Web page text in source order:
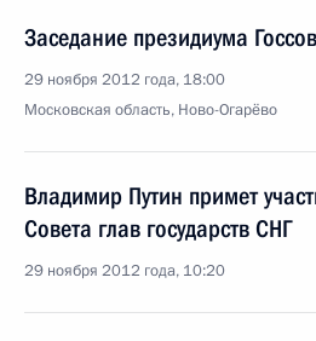
Заседание президиума
29 ноября 2012 года, 18:00
Московская область, Ново-Огарёво
Владимир Путин примет
Совета глав государств СНГ
29 ноября 2012 года, 10:20